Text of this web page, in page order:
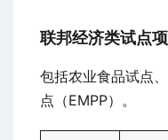
联邦经济类试点项
包括农业食品试点
点（EMPP）。